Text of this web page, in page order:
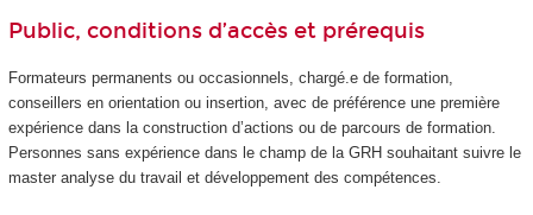
Public, conditions d’accès et prérequis
Formateurs permanents ou occasionnels, chargé.e de formation,
conseillers en orientation ou insertion, avec de préférence une première
expérience dans la construction d’actions ou de parcours de formation.
Personnes sans expérience dans le champ de la GRH souhaitant suivre le
master analyse du travail et développement des compétences.